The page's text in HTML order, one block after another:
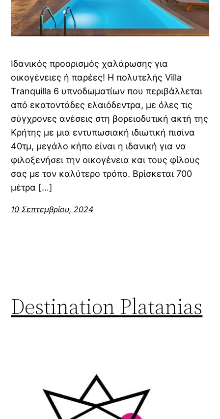
Ιδανικός προορισμός χαλάρωσης για
οικογένειες ή παρέες! Η πολυτελής Villa
Tranquilla 6 υπνοδωματίων που περιβάλλεται
από εκατοντάδες ελαιόδεντρα, με όλες τις
σύγχρονες ανέσεις στη βορειοδυτική ακτή της
Κρήτης με μια εντυπωσιακή ιδιωτική πισίνα
40τμ, μεγάλο κήπο είναι η ιδανική για να
φιλοξενήσει την οικογένεια και τους φίλους
σας με τον καλύτερο τρόπο. Βρίσκεται 700
μέτρα […]
10 Σεπτεμβρίου, 2024
Destination Platanias